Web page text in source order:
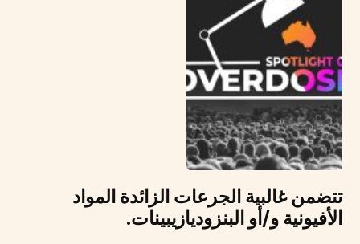
تتضمن غالبية الجرعات الزائدة المواد
الأفيونية و/أو البنزوديازيبينات.